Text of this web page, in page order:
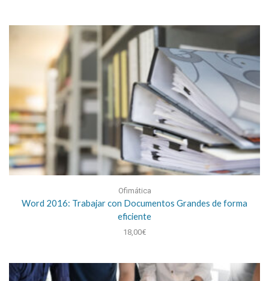
Ofimática
Word 2016: Trabajar con Documentos Grandes de forma
eficiente
18,00€